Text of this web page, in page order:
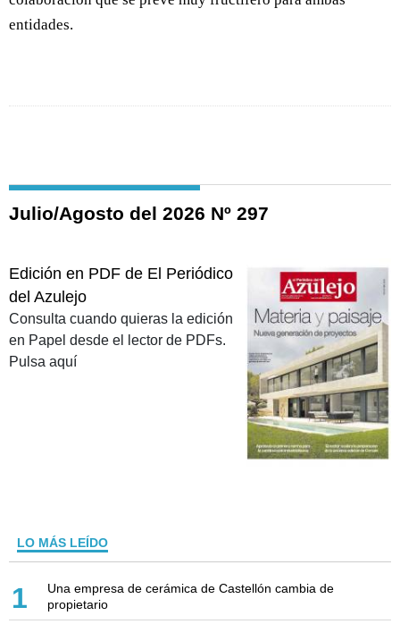
entidades.
Julio/Agosto del 2026 Nº 297
Edición en PDF de El Periódico
del Azulejo
Consulta cuando quieras la edición
en Papel desde el lector de PDFs.
Pulsa aquí
LO MÁS LEÍDO
1
Una empresa de cerámica de Castellón cambia de
propietario